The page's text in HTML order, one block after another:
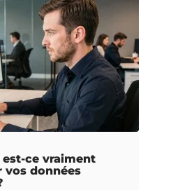
ce vraiment
vos données